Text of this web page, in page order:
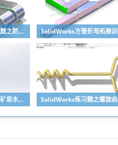
SolidWorks钣金练习题之防松档卡建模，钣金命令综合练习
SolidWorks练习题之矿泉水瓶的绘制，难度不大主要是顶部螺纹的处理